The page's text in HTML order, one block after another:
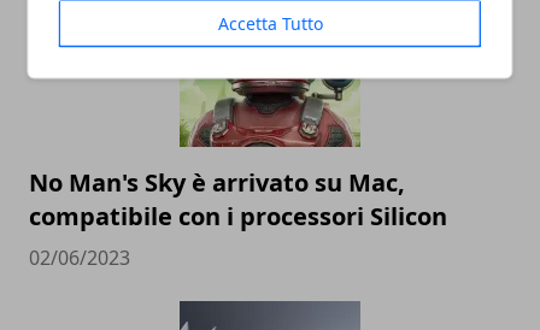
Accetta Tutto
No Man's Sky è arrivato su Mac,
compatibile con i processori Silicon
02/06/2023